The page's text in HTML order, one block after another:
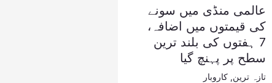
عالمی منڈی میں سونے
کی قیمتوں میں اضافہ،
7 ہفتوں کی بلند ترین
سطح پر پہنچ گیا
تازہ ترین کاروبار